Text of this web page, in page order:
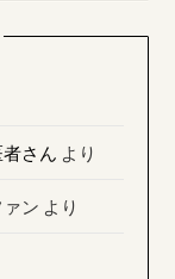
さん より
ン より